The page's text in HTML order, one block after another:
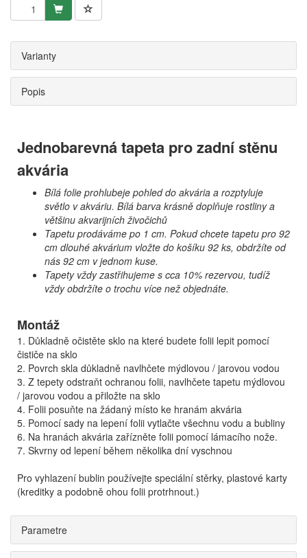
Varianty
Popis
Jednobarevná tapeta pro zadní stěnu
akvária
Bílá folie prohlubeje pohled do akvária a rozptyluje
světlo v akváriu. Bílá barva krásně doplňuje rostliny a
většinu akvarijních živočichů
Tapetu prodáváme po 1 cm. Pokud chcete tapetu pro 92
cm dlouhé akvárium vložte do košíku 92 ks, obdržíte od
nás 92 cm v jednom kuse.
Tapety vždy zastřihujeme s cca 10% rezervou, tudíž
vždy obdržíte o trochu více než objednáte.
Montáž
1. Důkladně očistěte sklo na které budete folii lepit pomocí
čističe na sklo
2. Povrch skla důkladně navlhčete mýdlovou / jarovou vodou
3. Z tepety odstraňt ochranou folii, navlhčete tapetu mýdlovou
/ jarovou vodou a přiložte na sklo
4. Folii posuňte na žádaný místo ke hranám akvária
5. Pomocí sady na lepení folii vytlačte všechnu vodu a bubliny
6. Na hranách akvária zařízněte folii pomocí lámacího nože.
7. Skvrny od lepení během několika dní vyschnou
Pro vyhlazení bublin používejte speciální stěrky, plastové karty
(kreditky a podobně ohou folii protrhnout.)
Parametre